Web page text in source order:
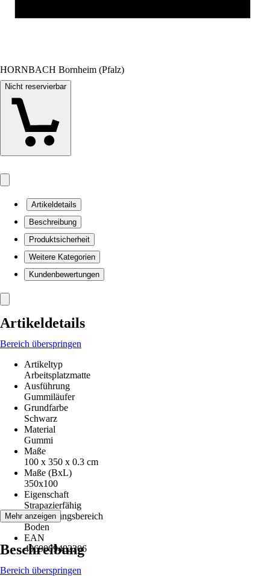
HORNBACH Bornheim (Pfalz)
Nicht reservierbar
Artikeldetails
Beschreibung
Produktsicherheit
Weitere Kategorien
Kundenbewertungen
Artikeldetails
Bereich überspringen
Artikeltyp
Arbeitsplatzmatte
Ausführung
Gummiläufer
Grundfarbe
Schwarz
Material
Gummi
Maße
100 x 350 x 0.3 cm
Maße (BxL)
350x100
Eigenschaft
Strapazierfähig
Anwendungsbereich
Boden
EAN
4069009482206
Mehr anzeigen
Beschreibung
Bereich überspringen